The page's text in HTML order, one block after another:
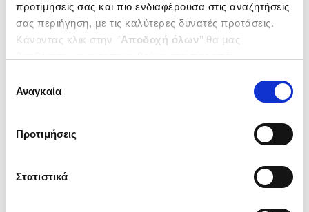
προτιμήσεις σας και πιο ενδιαφέρουσα στις αναζητήσεις
σας περιήγηση, με τις καλύτερες δυνατές προτάσεις.
Κάνοντας κλικ στην ‘’Αποδοχή όλων’’ θα μας
ενδιαφέρουν και να επιλέξετε από τα παρακάτω με την
΄΄και να ενημερωθείτε σχετικά με
συγκατάθεσης
Αναγκαία
Προτιμήσεις
Στατιστικά